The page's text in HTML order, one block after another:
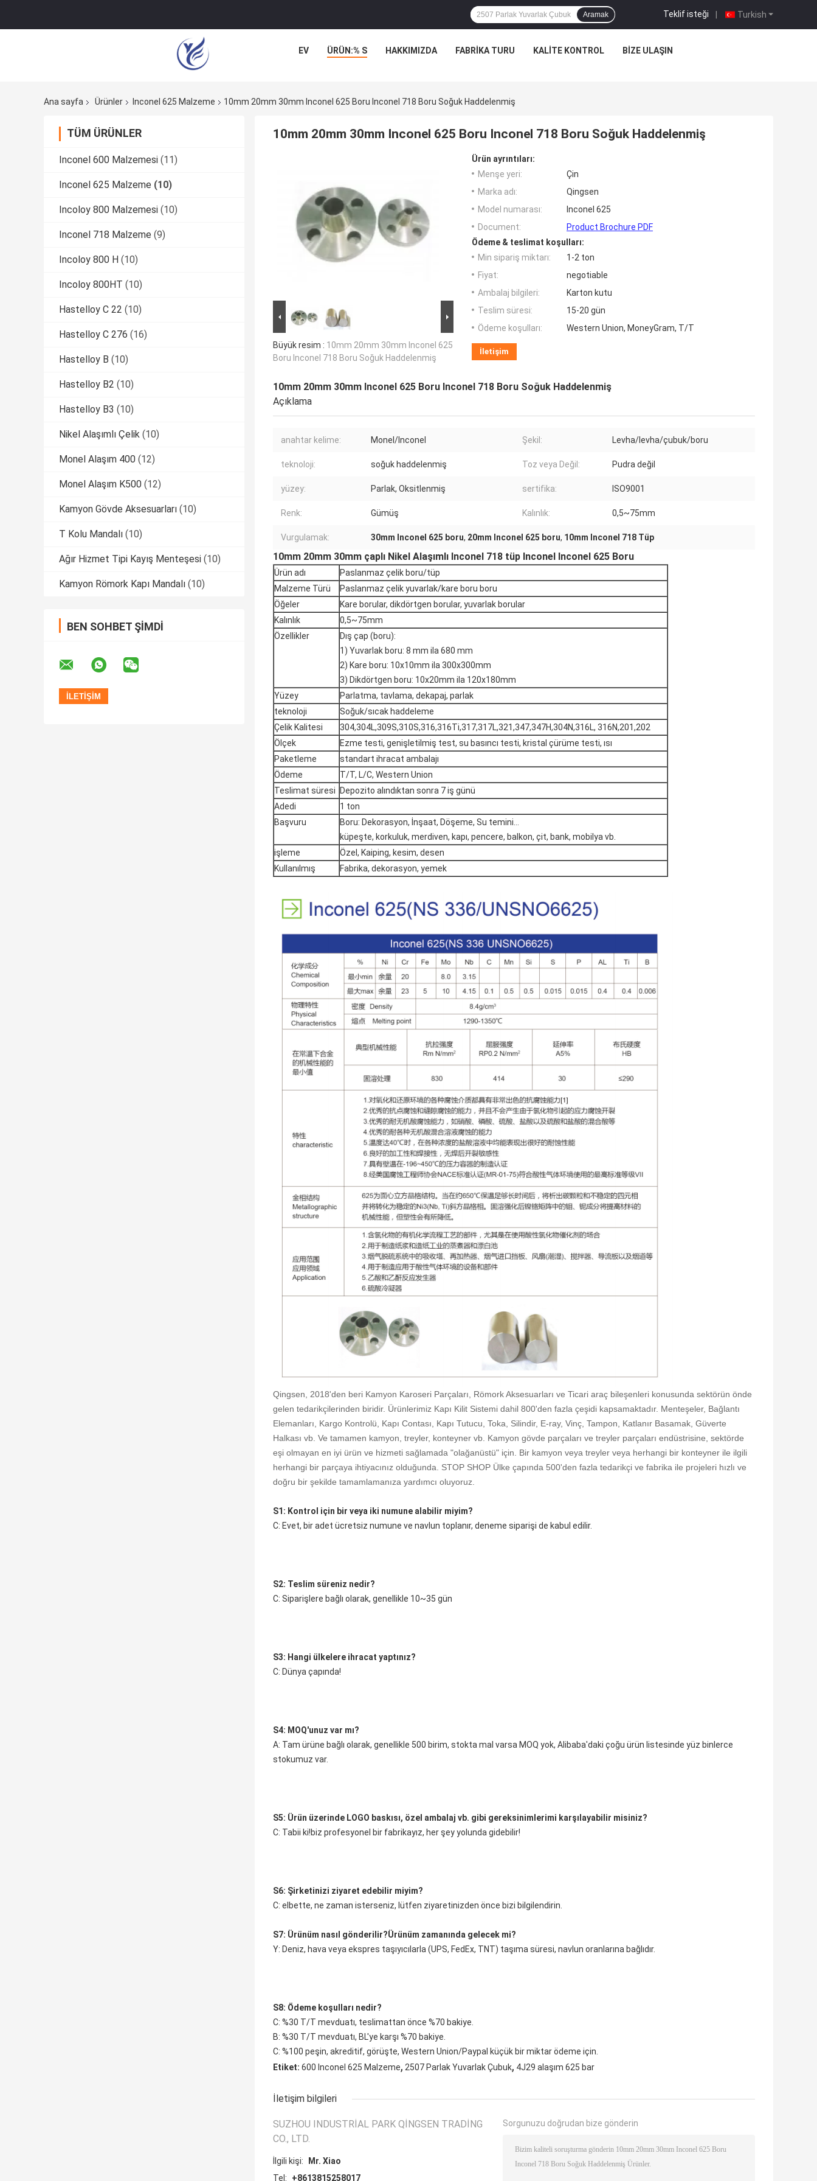
Turkish
Teklif isteği |
Aramak
EV ÜRÜN:% S HAKKIMIZDA FABRIKA TURU KALITE KONTROL BIZE ULAŞIN
Ana sayfa Ürünler Inconel 625 Malzeme 10mm 20mm 30mm Inconel 625 Boru Inconel 718 Boru Soğuk Haddelenmiş
TÜM ÜRÜNLER
Inconel 600 Malzemesi (11)
Inconel 625 Malzeme (10)
Incoloy 800 Malzemesi (10)
Inconel 718 Malzeme (9)
Incoloy 800 H (10)
Incoloy 800HT (10)
Hastelloy C 22 (10)
Hastelloy C 276 (16)
Hastelloy B (10)
Hastelloy B2 (10)
Hastelloy B3 (10)
Nikel Alaşımlı Çelik (10)
Monel Alaşım 400 (12)
Monel Alaşım K500 (12)
Kamyon Gövde Aksesuarları (10)
T Kolu Mandalı (10)
Ağır Hizmet Tipi Kayış Menteşesi (10)
Kamyon Römork Kapı Mandalı (10)
BEN SOHBET ŞIMDI
10mm 20mm 30mm Inconel 625 Boru Inconel 718 Boru Soğuk Haddelenmiş
Büyük resim : 10mm 20mm 30mm Inconel 625
Boru Inconel 718 Boru Soğuk Haddelenmiş
Ürün ayrıntıları:
Menşe yeri:
Çin
Marka adı:
Qingsen
Model numarası:
Inconel 625
Document:
Product Brochure PDF
Ödeme & teslimat koşulları:
Min sipariş miktarı:
1-2 ton
Fiyat:
negotiable
Ambalaj bilgileri:
Karton kutu
Teslim süresi:
15-20 gün
Ödeme koşulları:
Western Union, MoneyGram, T/T
İletişim
10mm 20mm 30mm Inconel 625 Boru Inconel 718 Boru Soğuk Haddelenmiş
Açıklama
anahtar kelime: Monel/Inconel Şekil: Levha/levha/çubuk/boru
teknoloji: soğuk haddelenmiş Toz veya Değil: Pudra değil
yüzey: Parlak, Oksitlenmiş sertifika: ISO9001
Renk: Gümüş Kalınlık: 0,5~75mm
Vurgulamak: 30mm Inconel 625 boru, 20mm Inconel 625 boru, 10mm Inconel 718 Tüp
10mm 20mm 30mm çaplı Nikel Alaşımlı Inconel 718 tüp Inconel Inconel 625 Boru
Ürün adı
Paslanmaz çelik boru/tüp
Malzeme Türü
Paslanmaz çelik yuvarlak/kare boru boru
Öğeler
Kare borular, dikdörtgen borular, yuvarlak borular
Kalınlık
0,5~75mm
Özellikler
Dış çap (boru):
1) Yuvarlak boru: 8 mm ila 680 mm
2) Kare boru: 10x10mm ila 300x300mm
3) Dikdörtgen boru: 10x20mm ila 120x180mm
Yüzey
Parlatma, tavlama, dekapaj, parlak
teknoloji
Soğuk/sıcak haddeleme
Çelik Kalitesi
304,304L,309S,310S,316,316Ti,317,317L,321,347,347H,304N,316L, 316N,201,202
Ölçek
Ezme testi, genişletilmiş test, su basıncı testi, kristal çürüme testi, ısı
Paketleme
standart ihracat ambalajı
Ödeme
T/T, L/C, Western Union
Teslimat süresi
Depozito alındıktan sonra 7 iş günü
Adedi
1 ton
Başvuru
Boru: Dekorasyon, İnşaat, Döşeme, Su temini…
küpeşte, korkuluk, merdiven, kapı, pencere, balkon, çit, bank, mobilya vb.
işleme
Özel, Kaiping, kesim, desen
Kullanılmış
Fabrika, dekorasyon, yemek
Qingsen, 2018'den beri Kamyon Karoseri Parçaları, Römork Aksesuarları ve Ticari araç bileşenleri konusunda sektörün önde
gelen tedarikçilerinden biridir. Ürünlerimiz Kapı Kilit Sistemi dahil 800'den fazla çeşidi kapsamaktadır. Menteşeler, Bağlantı
Elemanları, Kargo Kontrolü, Kapı Contası, Kapı Tutucu, Toka, Silindir, E-ray, Vinç, Tampon, Katlanır Basamak, Güverte
Halkası vb. Ve tamamen kamyon, treyler, konteyner vb. Kamyon gövde parçaları ve treyler parçaları endüstrisine, sektörde
eşi olmayan en iyi ürün ve hizmeti sağlamada "olağanüstü" için. Bir kamyon veya treyler veya herhangi bir konteyner ile ilgili
herhangi bir parçaya ihtiyacınız olduğunda. STOP SHOP Ülke çapında 500'den fazla tedarikçi ve fabrika ile projeleri hızlı ve
doğru bir şekilde tamamlamanıza yardımcı oluyoruz.
S1: Kontrol için bir veya iki numune alabilir miyim?
C: Evet, bir adet ücretsiz numune ve navlun toplanır, deneme siparişi de kabul edilir.
S2: Teslim süreniz nedir?
C: Siparişlere bağlı olarak, genellikle 10~35 gün
S3: Hangi ülkelere ihracat yaptınız?
C: Dünya çapında!
S4: MOQ'unuz var mı?
A: Tam ürüne bağlı olarak, genellikle 500 birim, stokta mal varsa MOQ yok, Alibaba'daki çoğu ürün listesinde yüz binlerce
stokumuz var.
S5: Ürün üzerinde LOGO baskısı, özel ambalaj vb. gibi gereksinimlerimi karşılayabilir misiniz?
C: Tabii ki!biz profesyonel bir fabrikayız, her şey yolunda gidebilir!
S6: Şirketinizi ziyaret edebilir miyim?
C: elbette, ne zaman isterseniz, lütfen ziyaretinizden önce bizi bilgilendirin.
S7: Ürünüm nasıl gönderilir?Ürünüm zamanında gelecek mi?
Y: Deniz, hava veya ekspres taşıyıcılarla (UPS, FedEx, TNT) taşıma süresi, navlun oranlarına bağlıdır.
S8: Ödeme koşulları nedir?
C: %30 T/T mevduatı, teslimattan önce %70 bakiye.
B: %30 T/T mevduatı, BL'ye karşı %70 bakiye.
C: %100 peşin, akreditif, görüşte, Western Union/Paypal küçük bir miktar ödeme için.
Etiket: 600 Inconel 625 Malzeme, 2507 Parlak Yuvarlak Çubuk, 4J29 alaşım 625 bar
İletişim bilgileri
SUZHOU INDUSTRIAL PARK QINGSEN TRADING
CO., LTD.
İlgili kişi:
Mr. Xiao
Tel:
+8613815258017
Sorgunuzu doğrudan bize gönderin